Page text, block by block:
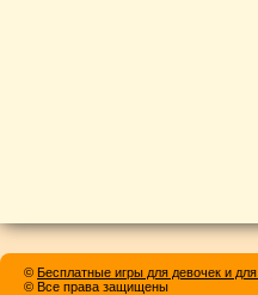
© Бесплатные игры для девочек и
© Все права защищены